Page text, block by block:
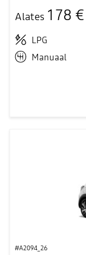
Alates 178 €
LPG
Manuaal
#A2094_26